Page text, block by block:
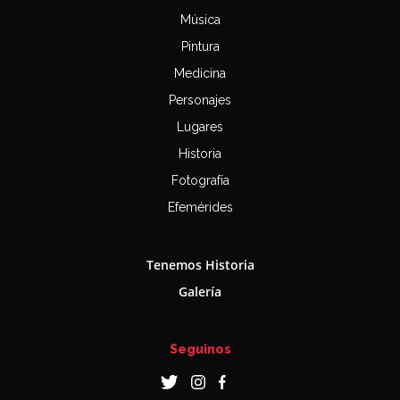
Música
Pintura
Medicina
Personajes
Lugares
Historia
Fotografía
Efemérides
Tenemos Historia
Galería
Seguinos